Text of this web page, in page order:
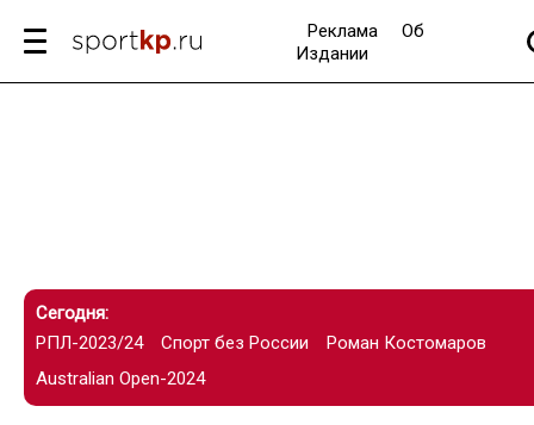
Реклама
Об
Издании
Сегодня:
РПЛ-2023/24
Спорт без России
Роман Костомаров
Australian Open-2024